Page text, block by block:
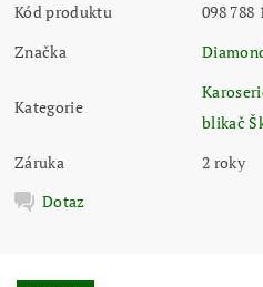
Kód produktu
098 788
Značka
Kategorie
blikač
Záruka
2 roky
Dotaz